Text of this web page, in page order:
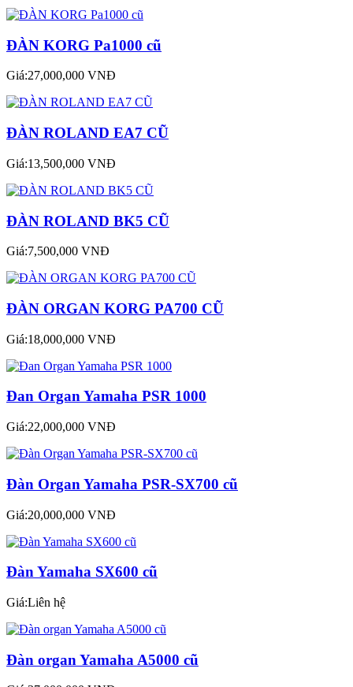
ĐÀN KORG Pa1000 cũ
Giá:27,000,000 VNĐ
ĐÀN ROLAND EA7 CŨ
Giá:13,500,000 VNĐ
ĐÀN ROLAND BK5 CŨ
Giá:7,500,000 VNĐ
ĐÀN ORGAN KORG PA700 CŨ
Giá:18,000,000 VNĐ
Đan Organ Yamaha PSR 1000
Giá:22,000,000 VNĐ
Đàn Organ Yamaha PSR-SX700 cũ
Giá:20,000,000 VNĐ
Đàn Yamaha SX600 cũ
Giá:Liên hệ
Đàn organ Yamaha A5000 cũ